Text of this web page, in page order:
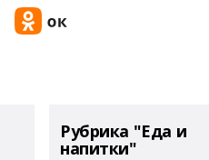
Рубрика "Еда и
напитки"